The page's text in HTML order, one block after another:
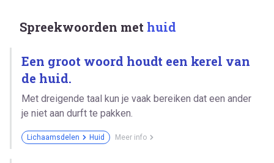
Spreekwoorden met huid
Een groot woord houdt een kerel van
de huid.
Met dreigende taal kun je vaak bereiken dat een ander
je niet aan durft te pakken.
Lichaamsdelen Huid Meer info